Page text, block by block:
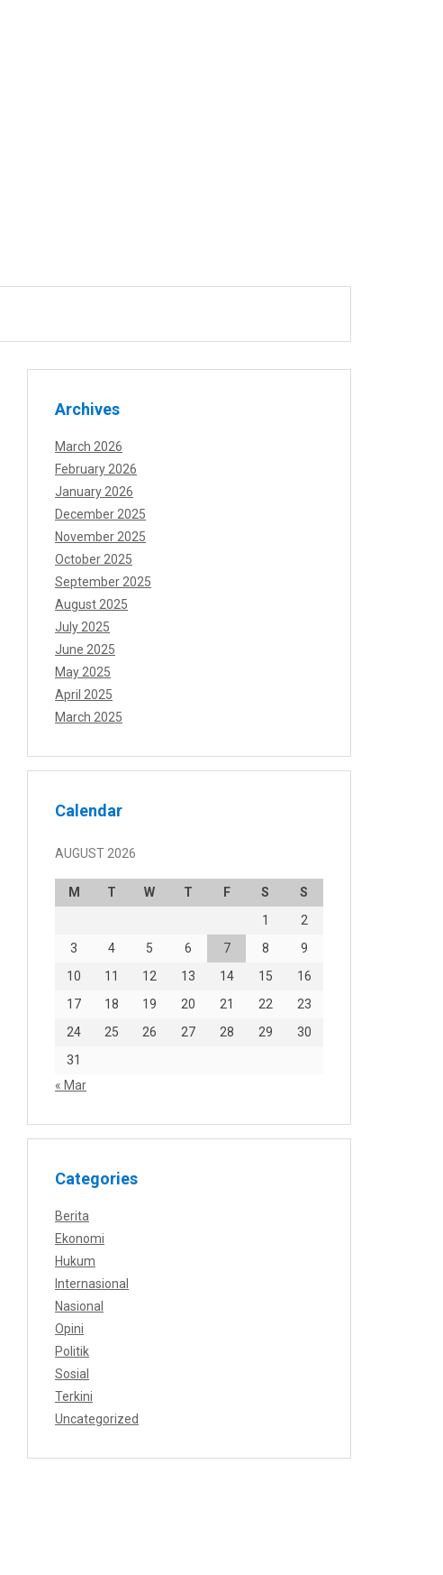
Archives
March 2026
February 2026
January 2026
December 2025
November 2025
October 2025
September 2025
August 2025
July 2025
June 2025
May 2025
April 2025
March 2025
Calendar
AUGUST 2026
M T W T F S
S
1
2
3
4 5 6 7 8
9
10
11 12 13 14 15
16
17
18 19 20 21 22
23
24
25 26 27 28 29
30
31
« Mar
Categories
Berita
Ekonomi
Hukum
Internasional
Nasional
Opini
Politik
Sosial
Terkini
Uncategorized